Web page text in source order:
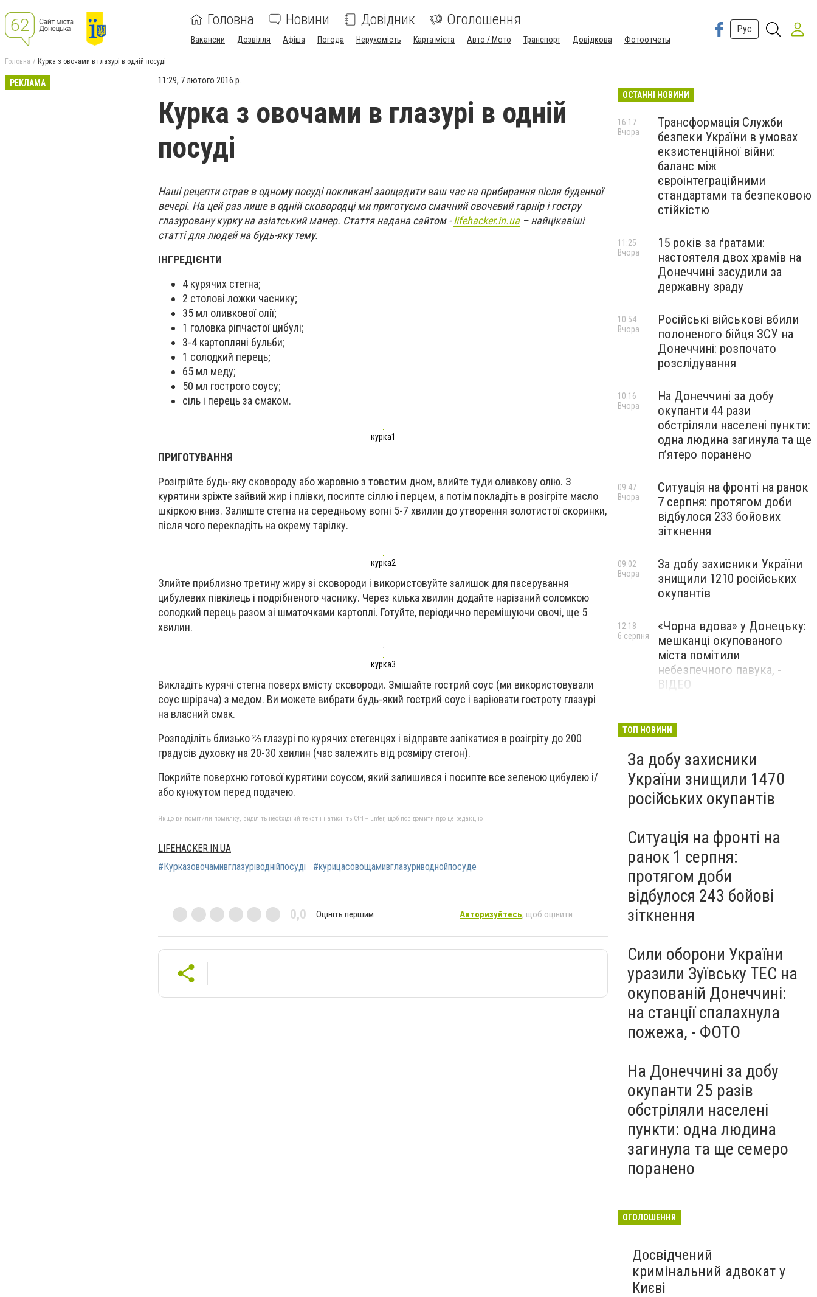
Головна Новини Довідник Оголошення
Вакансии Дозвілля Афіша Погода Нерухомість Карта міста Авто / Мото Транспорт Довідкова Фотоотчеты
Рус
Головна Курка з овочами в глазурі в одній посуді
РЕКЛАМА 11:29, 7 лютого 2016 р.
Курка з овочами в глазурі в одній
посуді
Наші рецепти страв в одному посуді покликані заощадити ваш час на прибирання після буденної
вечері. На цей раз лише в одній сковородці ми приготуємо смачний овочевий гарнір і гостру
глазуровану курку на азіатський манер. Стаття надана сайтом -lifehacker.in.ua– найцікавіші
статті для людей на будь-яку тему.
ІНГРЕДІЄНТИ
4 курячих стегна;
2 столові ложки часнику;
35 мл оливкової олії;
1 головка ріпчастої цибулі;
3-4 картопляні бульби;
1 солодкий перець;
65 мл меду;
50 мл гострого соусу;
сіль і перець за смаком.
курка1
ПРИГОТУВАННЯ
Розігрійте будь-яку сковороду або жаровню з товстим дном, влийте туди оливкову олію. З
курятини зріжте зайвий жир і плівки, посипте сіллю і перцем, а потім покладіть в розігріте масло
шкіркою вниз. Залиште стегна на середньому вогні 5-7 хвилин до утворення золотистої скоринки,
після чого перекладіть на окрему тарілку.
курка2
Злийте приблизно третину жиру зі сковороди і використовуйте залишок для пасерування
цибулевих півкілець і подрібненого часнику. Через кілька хвилин додайте нарізаний соломкою
солодкий перець разом зі шматочками картоплі. Готуйте, періодично перемішуючи овочі, ще 5
хвилин.
курка3
Викладіть курячі стегна поверх вмісту сковороди. Змішайте гострий соус (ми використовували
соус шрірача) з медом. Ви можете вибрати будь-який гострий соус і варіювати гостроту глазурі
на власний смак.
Розподіліть близько ⅔ глазурі по курячих стегенцях і відправте запікатися в розігріту до 200
градусів духовку на 20-30 хвилин (час залежить від розміру стегон).
Покрийте поверхню готової курятини соусом, який залишився і посипте все зеленою цибулею і/
або кунжутом перед подачею.
Якщо ви помітили помилку, виділіть необхідний текст і натисніть Ctrl + Enter, щоб повідомити про це редакцію
LIFEHACKER.IN.UA
#Курказовочамивглазуріводнійпосуді
#курицасовощамивглазуриводнойпосуде
0,0 Оцініть першим Авторизуйтесь, щоб оцінити
ОСТАННІ НОВИНИ
Трансформація Служби
безпеки України в умовах
екзистенційної війни:
баланс між
євроінтеграційними
стандартами та безпековою
стійкістю
16:17
Вчора
15 років за ґратами:
настоятеля двох храмів на
Донеччині засудили за
державну зраду
11:25
Вчора
Російські військові вбили
полоненого бійця ЗСУ на
Донеччині: розпочато
розслідування
10:54
Вчора
На Донеччині за добу
окупанти 44 рази
обстріляли населені пункти:
одна людина загинула та ще
пʼятеро поранено
10:16
Вчора
Ситуація на фронті на ранок
7 серпня: протягом доби
відбулося 233 бойових
зіткнення
09:47
Вчора
За добу захисники України
знищили 1210 російських
окупантів
09:02
Вчора
«Чорна вдова» у Донецьку:
мешканці окупованого
міста помітили
небезпечного павука, -
ВІДЕО
12:18
6 серпня
засудили до 8 років
метадону
6 серпня
ТОП НОВИНИ
За добу захисники
України знищили 1470
російських окупантів
Ситуація на фронті на
ранок 1 серпня:
протягом доби
відбулося 243 бойові
зіткнення
Сили оборони України
уразили Зуївську ТЕС на
окупованій Донеччині:
на станції спалахнула
пожежа, - ФОТО
На Донеччині за добу
окупанти 25 разів
обстріляли населені
пункти: одна людина
загинула та ще семеро
поранено
ОГОЛОШЕННЯ
Досвідчений
кримінальний адвокат у
Києві